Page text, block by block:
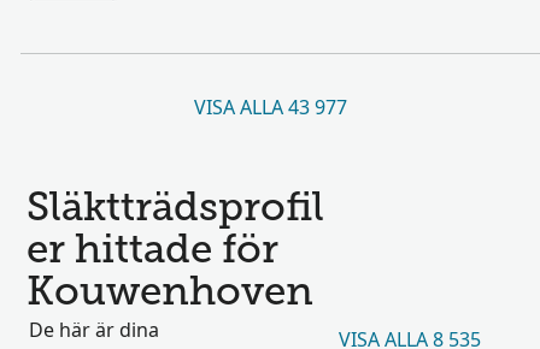
VISA ALLA 43 977
Släktträdsprofil
er hittade för
Kouwenhoven
De här är dina
VISA ALLA 8 535